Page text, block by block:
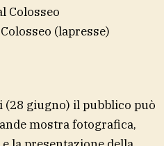
(lapresse)
(28 giugno) il pubblico può
mostra fotografica,